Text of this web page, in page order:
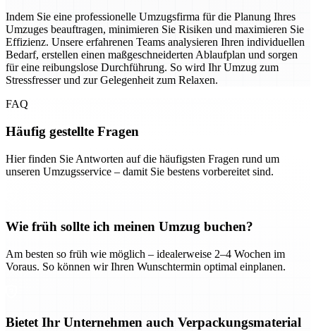
Indem Sie eine professionelle Umzugsfirma für die Planung Ihres
Umzuges beauftragen, minimieren Sie Risiken und maximieren Sie
Effizienz. Unsere erfahrenen Teams analysieren Ihren individuellen
Bedarf, erstellen einen maßgeschneiderten Ablaufplan und sorgen
für eine reibungslose Durchführung. So wird Ihr Umzug zum
Stressfresser und zur Gelegenheit zum Relaxen.
FAQ
Häufig gestellte Fragen
Hier finden Sie Antworten auf die häufigsten Fragen rund um
unseren Umzugsservice – damit Sie bestens vorbereitet sind.
Wie früh sollte ich meinen Umzug buchen?
Am besten so früh wie möglich – idealerweise 2–4 Wochen im
Voraus. So können wir Ihren Wunschtermin optimal einplanen.
Bietet Ihr Unternehmen auch Verpackungsmaterial